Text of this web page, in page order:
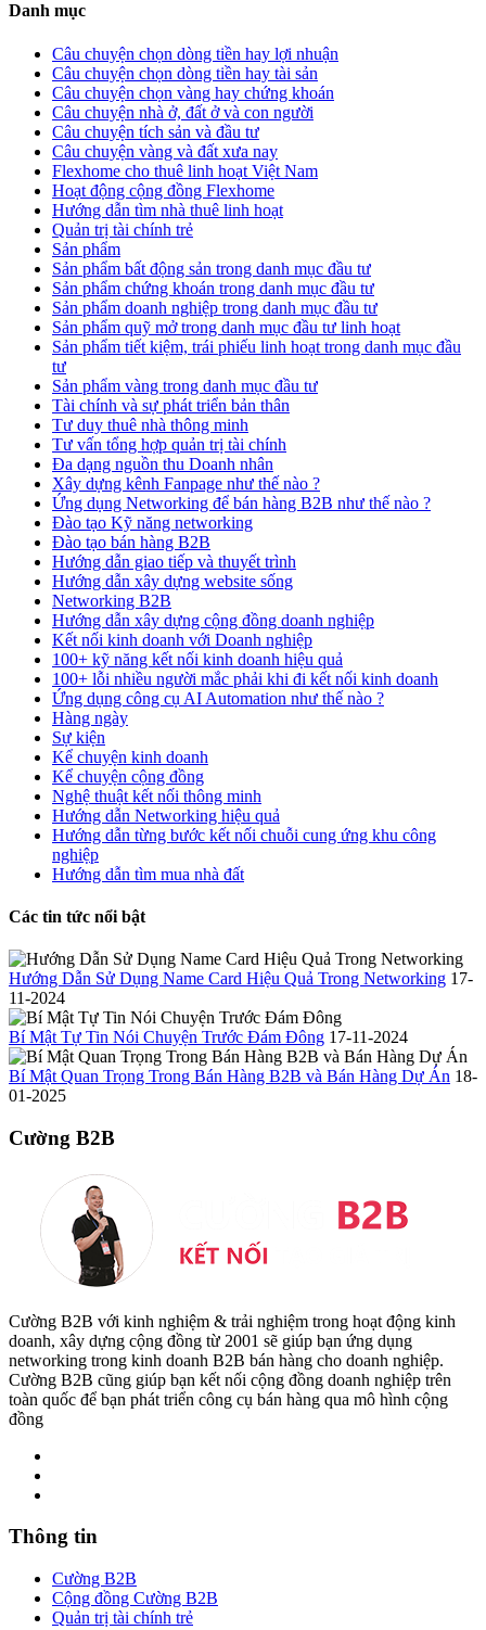
Danh mục
Câu chuyện chọn dòng tiền hay lợi nhuận
Câu chuyện chọn dòng tiền hay tài sản
Câu chuyện chọn vàng hay chứng khoán
Câu chuyện nhà ở, đất ở và con người
Câu chuyện tích sản và đầu tư
Câu chuyện vàng và đất xưa nay
Flexhome cho thuê linh hoạt Việt Nam
Hoạt động cộng đồng Flexhome
Hướng dẫn tìm nhà thuê linh hoạt
Quản trị tài chính trẻ
Sản phẩm
Sản phẩm bất động sản trong danh mục đầu tư
Sản phẩm chứng khoán trong danh mục đầu tư
Sản phẩm doanh nghiệp trong danh mục đầu tư
Sản phẩm quỹ mở trong danh mục đầu tư linh hoạt
Sản phẩm tiết kiệm, trái phiếu linh hoạt trong danh mục đầu
tư
Sản phẩm vàng trong danh mục đầu tư
Tài chính và sự phát triển bản thân
Tư duy thuê nhà thông minh
Tư vấn tổng hợp quản trị tài chính
Đa dạng nguồn thu Doanh nhân
Xây dựng kênh Fanpage như thế nào ?
Ứng dụng Networking để bán hàng B2B như thế nào ?
Đào tạo Kỹ năng networking
Đào tạo bán hàng B2B
Hướng dẫn giao tiếp và thuyết trình
Hướng dẫn xây dựng website sống
Networking B2B
Hướng dẫn xây dựng cộng đồng doanh nghiệp
Kết nối kinh doanh với Doanh nghiệp
100+ kỹ năng kết nối kinh doanh hiệu quả
100+ lỗi nhiều người mắc phải khi đi kết nối kinh doanh
Ứng dụng công cụ AI Automation như thế nào ?
Hàng ngày
Sự kiện
Kể chuyện kinh doanh
Kể chuyện cộng đồng
Nghệ thuật kết nối thông minh
Hướng dẫn Networking hiệu quả
Hướng dẫn từng bước kết nối chuỗi cung ứng khu công
nghiệp
Hướng dẫn tìm mua nhà đất
Các tin tức nổi bật
Hướng Dẫn Sử Dụng Name Card Hiệu Quả Trong Networking 17-
11-2024
Bí Mật Tự Tin Nói Chuyện Trước Đám Đông 17-11-2024
Bí Mật Quan Trọng Trong Bán Hàng B2B và Bán Hàng Dự Án 18-
01-2025
Cường B2B
Cường B2B với kinh nghiệm & trải nghiệm trong hoạt động kinh
doanh, xây dựng cộng đồng từ 2001 sẽ giúp bạn ứng dụng
networking trong kinh doanh B2B bán hàng cho doanh nghiệp.
Cường B2B cũng giúp bạn kết nối cộng đồng doanh nghiệp trên
toàn quốc để bạn phát triển công cụ bán hàng qua mô hình cộng
đồng
Thông tin
Cường B2B
Cộng đồng Cường B2B
Quản trị tài chính trẻ